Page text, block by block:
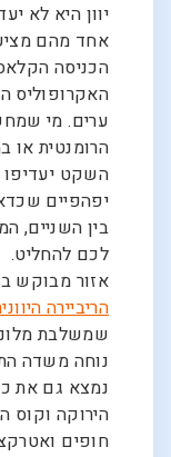
יוון היא לא
אחד מהם
הכניסה
האקרופוליס
ערים. מי
הרומנטית או
השקט
יפהפיים
בין השניים,
לכם להחליט.
אזור מבוקש
הריביירה
שמשלבת
נוחה משדה
נמצא גם את
הירוקה
חופים